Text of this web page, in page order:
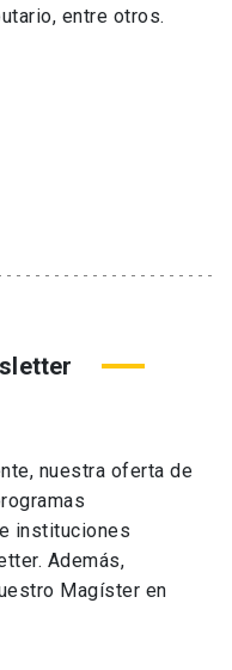
entre otros.
nuestra oferta de
instituciones
Además,
Magíster en